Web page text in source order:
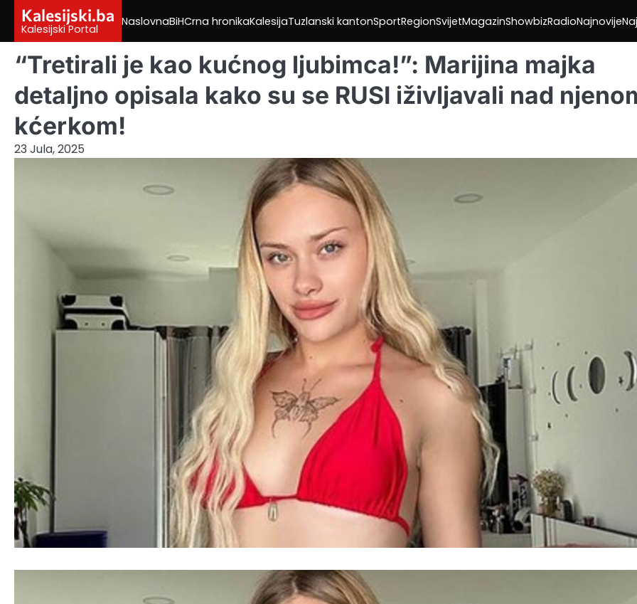
content
Kalesijski.ba
Kalesijski Portal
NaslovnaBiHCrna hronikaKalesijaTuzlanski kantonSportRegionSvijetMagazinShowbizRadioNajnovije
“Tretirali je kao kućnog ljubimca!”: Marijina majka
detaljno opisala kako su se RUSI iživljavali nad
kćerkom!
23 Jula, 2025